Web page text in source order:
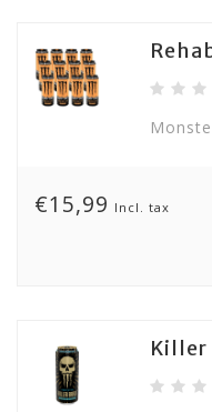
€15,99 Incl. tax
Killer